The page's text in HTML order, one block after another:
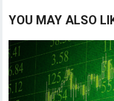
YOU MAY ALSO